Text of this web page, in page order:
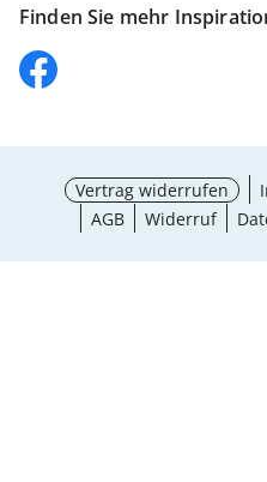
Finden Sie mehr
Vertrag widerrufen
AGB
Widerruf